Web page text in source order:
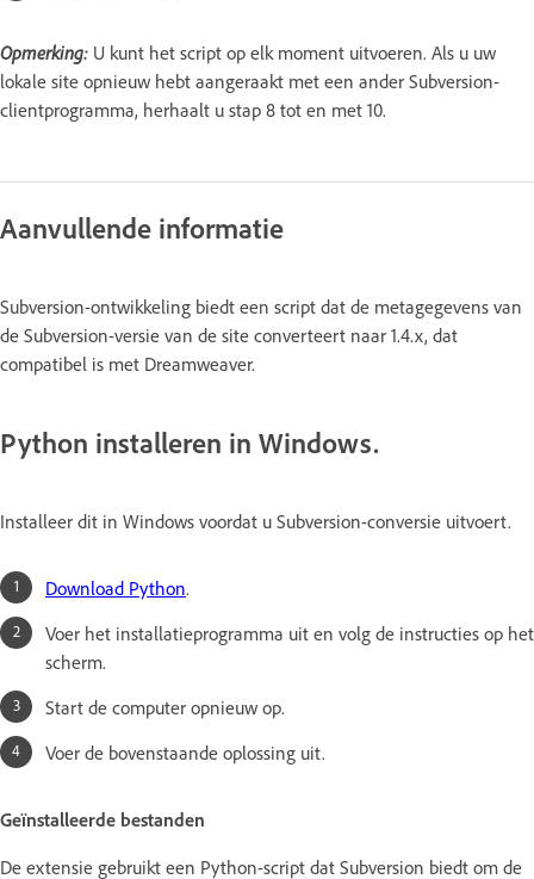
Opmerking: U kunt het script op elk moment uitvoeren. Als u uw
lokale site opnieuw hebt aangeraakt met een ander Subversion-
clientprogramma, herhaalt u stap 8 tot en met 10.
Aanvullende informatie
Subversion-ontwikkeling biedt een script dat de metagegevens van
de Subversion-versie van de site converteert naar 1.4.x, dat
compatibel is met Dreamweaver.
Python installeren in Windows.
Installeer dit in Windows voordat u Subversion-conversie uitvoert.
Download Python.
Voer het installatieprogramma uit en volg de instructies op het
scherm.
Start de computer opnieuw op.
Voer de bovenstaande oplossing uit.
Geïnstalleerde bestanden
De extensie gebruikt een Python-script dat Subversion biedt om de